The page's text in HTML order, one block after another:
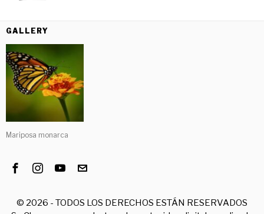
GALLERY
Mariposa monarca
© 2026 - TODOS LOS DERECHOS ESTÁN RESERVADOS